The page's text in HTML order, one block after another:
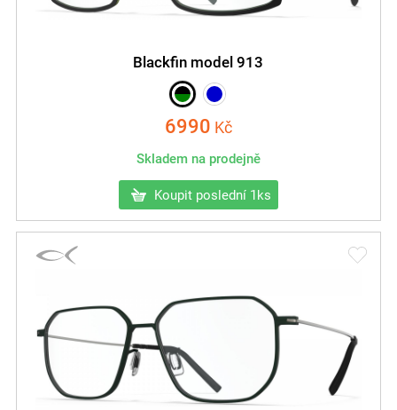
Blackfin model 913
6990 Kč
Skladem na prodejně
Koupit poslední 1ks